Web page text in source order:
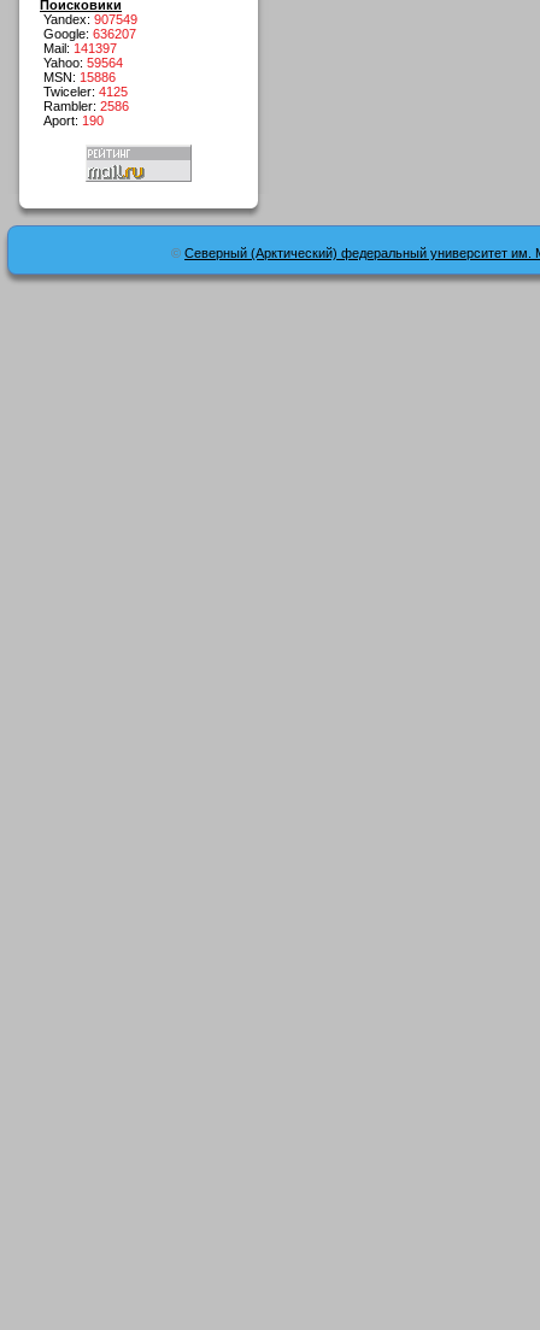
Поисковики
Yandex: 907549
Google: 636207
Mail: 141397
Yahoo: 59564
MSN: 15886
Twiceler: 4125
Rambler: 2586
Aport: 190
© Северный (Арктический) федеральный университет